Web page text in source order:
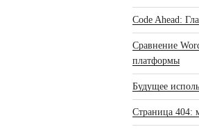
Code Ahead:
Сравнение
платформы
Будущее
Страница 404: